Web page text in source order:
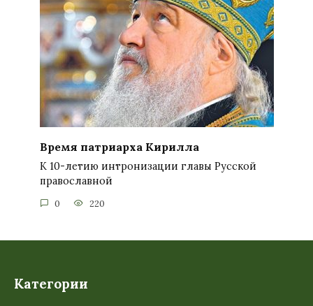
Время патриарха Кирилла
К 10-летию интронизации главы Русской
православной
0 220
Категории